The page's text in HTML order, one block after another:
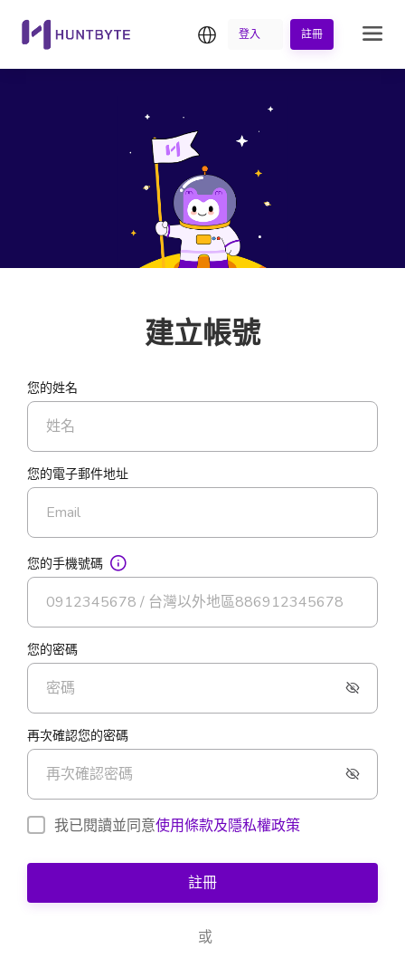
繁中登入 註冊
建立帳號
您的姓名
您的電子郵件地址
您的手機號碼
您的密碼
再次確認您的密碼
我已閱讀並同意使用條款及隱私權政策
註冊
或